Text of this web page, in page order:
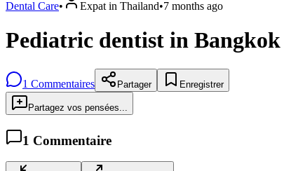
Dental Care• Expat in Thailand•7 months ago
Pediatric dentist in Bangkok
1 Commentaires Partager Enregistrer
Partagez vos pensées...
1 Commentaire